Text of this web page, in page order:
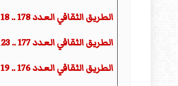
الطريق الثقافي العدد 178 .. 18 اذار 2026
الطريق الثقافي العدد 177 .. 23 شباط 2026
الطريق الثقافي العدد 176 .. 19 كانون الثاني 2026